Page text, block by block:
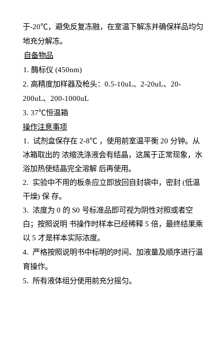
于-20℃，避免反复冻融，在室温下解冻并确保样品均匀
地充分解冻。
自备物品
1 . 酶标仪 (450nm)
2. 高精度加样器及枪头： 0.5-10uL、 2-20uL、 20-
200uL、 200-1000uL
3. 37℃恒温箱
操作注意事项
1. 试剂盒保存在 2-8℃ ，使用前室温平衡 20 分钟。从
冰箱取出的 浓缩洗涤液会有结晶，这属于正常现象，水
浴加热使结晶完全溶解 后再使用。
2. 实验中不用的板条应立即放回自封袋中，密封(低温
干燥) 保 存。
3. 浓度为 0 的 S0 号标准品即可视为阴性对照或者空
白；按照说明 书操作时样本已经稀释5 倍，最终结果乘
以 5 才是样本实际浓度。
4. 严格按照说明书中标明的时间、加液量及顺序进行温
育操作。
5. 所有液体组分使用前充分摇匀。